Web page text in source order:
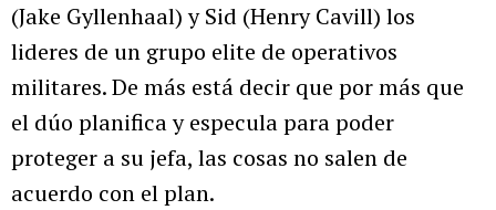
(Jake Gyllenhaal) y Sid (Henry Cavill) los
lideres de un grupo elite de operativos
militares. De más está decir que por más que
el dúo planifica y especula para poder
proteger a su jefa, las cosas no salen de
acuerdo con el plan.